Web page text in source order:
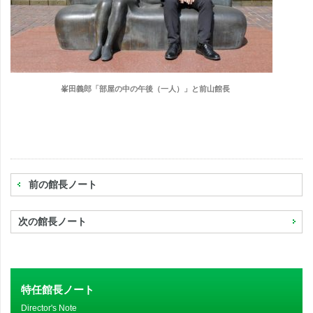
峯田義郎「部屋の中の午後（一人）」と前山館長
前の館長ノート
次の館長ノート
特任館長ノート
Director's Note